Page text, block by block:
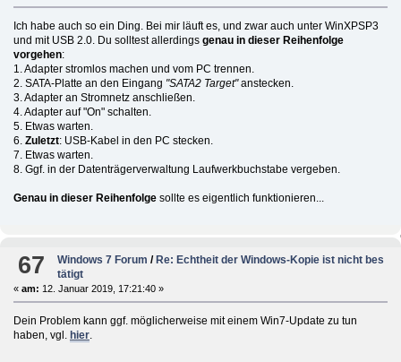
Ich habe auch so ein Ding. Bei mir läuft es, und zwar auch unter WinXPSP3
und mit USB 2.0. Du solltest allerdings genau in dieser Reihenfolge
vorgehen:
1. Adapter stromlos machen und vom PC trennen.
2. SATA-Platte an den Eingang "SATA2 Target"anstecken.
3. Adapter an Stromnetz anschließen.
4. Adapter auf "On" schalten.
5. Etwas warten.
6. Zuletzt: USB-Kabel in den PC stecken.
7. Etwas warten.
8. Ggf. in der Datenträgerverwaltung Laufwerkbuchstabe vergeben.
Genau in dieser Reihenfolgesollte es eigentlich funktionieren...
67 Windows 7 Forum / Re: Echtheit der Windows-Kopie ist nicht bes
tätigt
« am: 12. Januar 2019, 17:21:40 »
Dein Problem kann ggf. möglicherweise mit einem Win7-Update zu tun
haben, vgl. hier.